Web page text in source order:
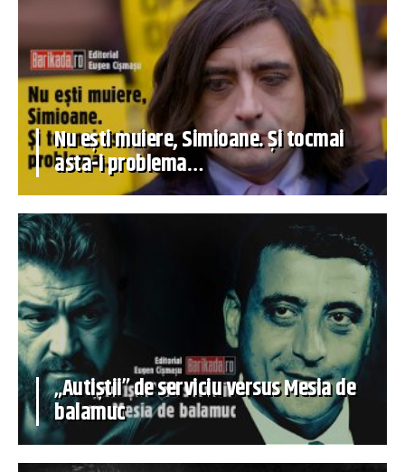
Nu ești muiere, Simioane. Și tocmai
asta-i problema…
„Autiștii” de serviciu versus Mesia de
balamuc